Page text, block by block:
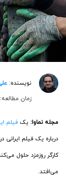
نویسنده:
زمان مطالعه: 2 دقیقه
مجله نماوا: یک فیلم
درباره یک فیلم
کارگر روزمزد حلول
می‌افتد.